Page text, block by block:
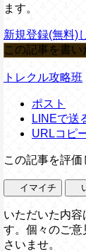
ます。
新規登録(無料)
この記事を書い
トレクル攻略班
ポスト
LINEで送
URLコピ
この記事を評価
イマイチ
いただいた内容
す。個々のご
さいませ。